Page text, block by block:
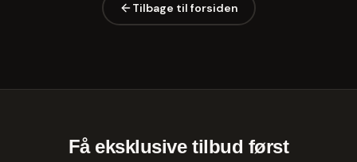
Tilbage til forsiden
Få eksklusive tilbud først